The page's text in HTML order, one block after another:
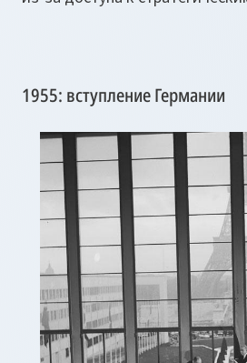
1955: вступление Германии